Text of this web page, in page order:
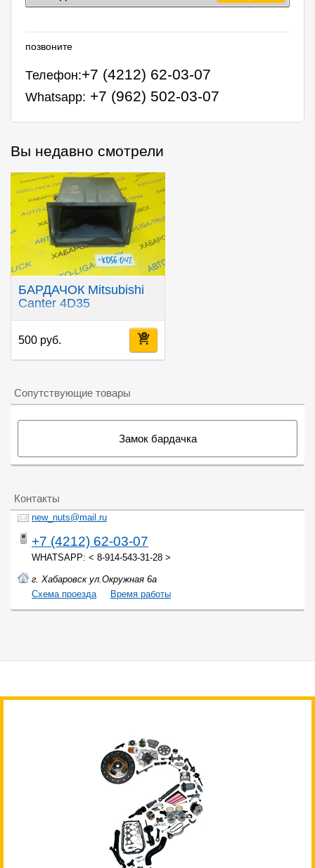
позвоните
Телефон:+7 (4212) 62-03-07
Whatsapp: +7 (962) 502-03-07
Вы недавно смотрели
БАРДАЧОК Mitsubishi
Canter 4D35
500 руб.
Сопутствующие товары
Замок бардачка
Контакты
new_nuts@mail.ru
+7 (4212) 62-03-07
WHATSAPP: < 8-914-543-31-28 >
г. Хабаровск ул.Окружная 6а
Cхема проезда
Время работы